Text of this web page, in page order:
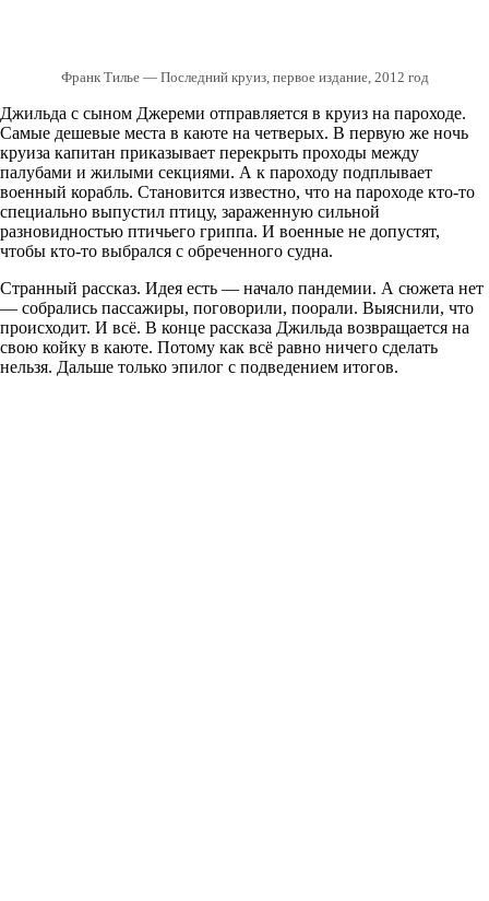
Франк Тилье — Последний круиз, первое издание, 2012 год
Джильда с сыном Джереми отправляется в круиз на пароходе.
Самые дешевые места в каюте на четверых. В первую же ночь
круиза капитан приказывает перекрыть проходы между
палубами и жилыми секциями. А к пароходу подплывает
военный корабль. Становится известно, что на пароходе кто-то
специально выпустил птицу, зараженную сильной
разновидностью птичьего гриппа. И военные не допустят,
чтобы кто-то выбрался с обреченного судна.
Странный рассказ. Идея есть — начало пандемии. А сюжета нет
— собрались пассажиры, поговорили, поорали. Выяснили, что
происходит. И всё. В конце рассказа Джильда возвращается на
свою койку в каюте. Потому как всё равно ничего сделать
нельзя. Дальше только эпилог с подведением итогов.